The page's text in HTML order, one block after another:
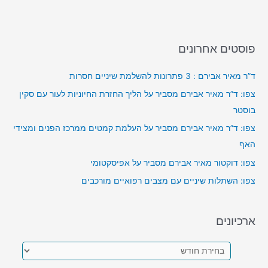
פוסטים אחרונים
ד”ר מאיר אבירם : 3 פתרונות להשלמת שיניים חסרות
צפו: ד”ר מאיר אבירם מסביר על הליך החזרת החיוניות לעור עם סקין
בוסטר
צפו: ד”ר מאיר אבירם מסביר על העלמת קמטים ממרכז הפנים ומצידי
האף
צפו: דוקטור מאיר אבירם מסביר על אפיסקטומי
צפו: השתלות שיניים עם מצבים רפואיים מורכבים
ארכיונים